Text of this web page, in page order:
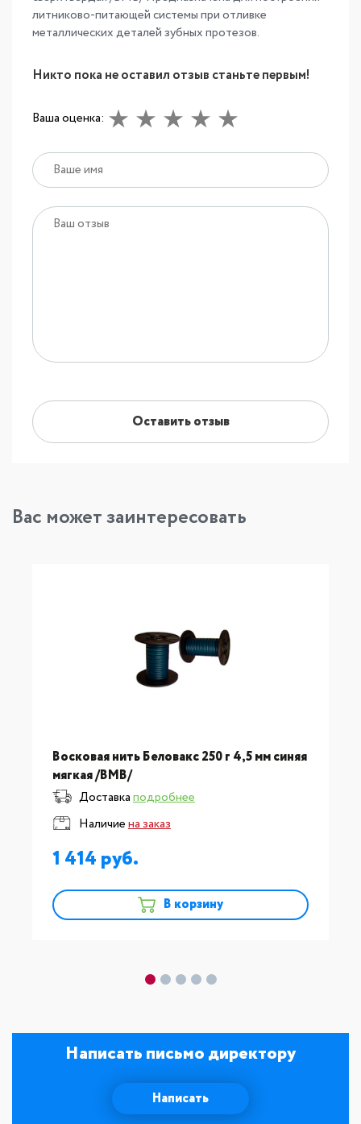
литниково-питающей системы при отливке
металлических деталей зубных протезов.
Никто пока не оставил отзыв станьте первым!
Ваша оценка:
Оставить отзыв
Вас может заинтересовать
Восковая нить Беловакс 250 г 4,5 мм синяя
мягкая /ВМВ/
Доставкаподробнее
Наличиена заказ
1 414
В корзину
Написать письмо директору
Написать